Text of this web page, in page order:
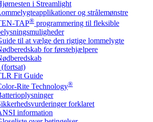
i Streamlight
og strålemønstre
TAP® programmering til fleksible
til at vælge den rigtige lommelygte
for førstehjælpere
Fit Guide
Rite Technology®
forklaret
information